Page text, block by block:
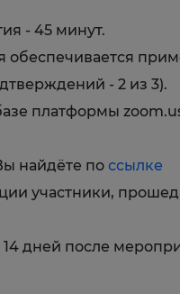
- 45 минут.
обеспечивается
- 2 из 3).
платформы
найдёте по ссылке
участники,
дней после